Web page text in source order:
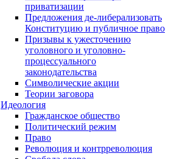
приватизации
Предложения де-либерализовать
Конституцию и публичное право
Призывы к ужесточению
уголовного и уголовно-
процессуального
законодательства
Символические акции
Теории заговора
Идеология
Гражданское общество
Политический режим
Право
Революция и контрреволюция